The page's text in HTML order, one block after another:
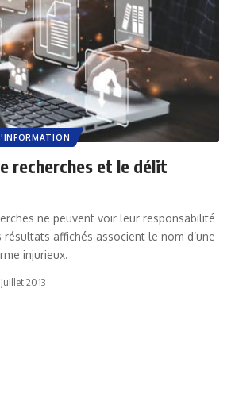
recherches et le délit
ne peuvent voir leur responsabilité
affichés associent le nom d’une
injurieux.
2013